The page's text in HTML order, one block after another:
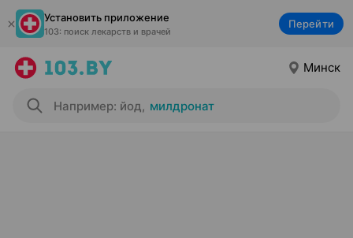
Установить приложение
103: поиск лекарств и врачей
Перейти
Минск
Например: йод, милдронат